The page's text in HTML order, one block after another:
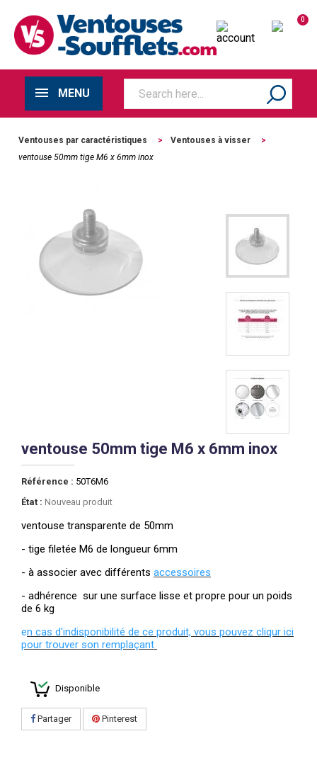
0
MENU
Ventouses par caractéristiques > Ventouses à visser
>
ventouse 50mm tige M6 x 6mm inox
ventouse 50mm tige M6 x 6mm inox
Référence : 50T6M6
État : Nouveau produit
ventouse transparente de 50mm
- tige filetée M6 de longueur 6mm
- à associer avec différents accessoires
- adhérence sur une surface lisse et propre pour un poids
de 6 kg
en cas d'indisponibilité de ce produit, vous pouvez cliqur ici
pour trouver son remplaçant
Disponible
Partager Pinterest